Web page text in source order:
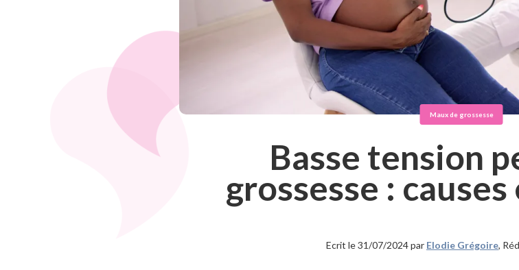
Maux de grossesse
Basse tension
grossesse :
Ecrit le 31/07/2024 par Elodie Grégoire,